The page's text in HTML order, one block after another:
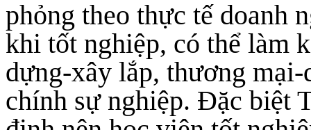
phỏng theo thực tế doanh
khi tốt nghiệp, có thể làm
dựng-xây lắp, thương
chính sự nghiệp. Đặc biệt